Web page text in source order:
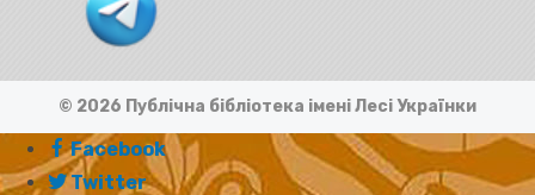
© 2026 Публічна бібліотека імені Лесі Українки
Facebook
Twitter